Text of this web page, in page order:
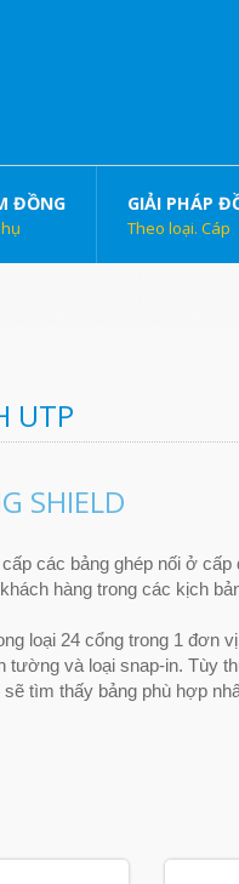
ĐỒNG GIẢI PHÁP
Theo loại. Cáp
UTP
SHIELD
các bảng ghép nối ở
hàng trong các kịch
loại 24 cổng trong 1 đơn
tường và loại snap-in. Tùy
sẽ tìm thấy bảng phù hợp